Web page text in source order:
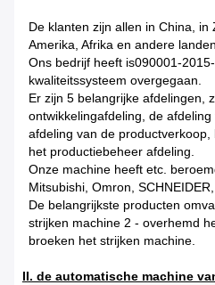
De klanten zijn allen in China, in
Amerika, Afrika en andere landen
Ons bedrijf heeft is090001-
kwaliteitssysteem overgegaan.
Er zijn 5 belangrijke afdelingen,
ontwikkelingafdeling, de
afdeling van de
het productiebeheer afdeling.
Onze machine heeft etc.
Mitsubishi, Omron,
De belangrijkste producten
strijken machine 2 - overhemd
broeken het strijken machine.
II. de automatische machine